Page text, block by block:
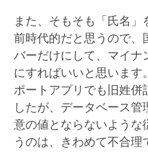
また、そもそも「氏名
前時代的だと思うので、
バーだけにして、マイナ
にすればいいと思います
ポートアプリでも旧姓併
したが、データベース
意の値とならないような
うのは、きわめて不合理